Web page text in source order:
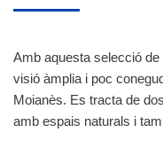
Amb aquesta selecció
visió àmplia i poc
Moianès. Es tracta de
amb espais naturals i